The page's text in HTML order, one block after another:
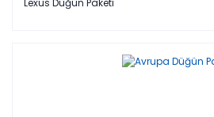
Lexus Düğün Paketi